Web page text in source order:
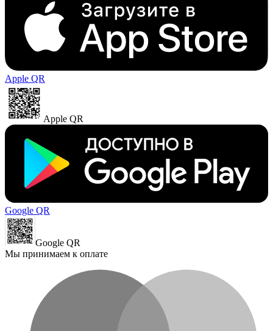
Apple QR
Apple QR
Google QR
Google QR
Мы принимаем к оплате